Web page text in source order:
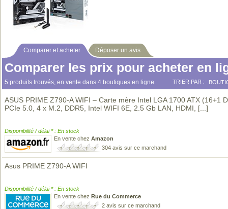
Comparer et acheter Déposer un avis
Comparer les prix pour acheter en
5 produits trouvés, en vente dans 4 boutiques en ligne. TRIER PAR :
ASUS PRIME Z790-A WIFI – Carte mère Intel LGA 1700 ATX (16+1
PCIe 5.0, 4 x M.2, DDR5, Intel WIFI 6E, 2.5 Gb LAN, HDMI, [...]
Disponibilité / délai * : En stock
En vente chez Amazon
304 avis sur ce marchand
Asus PRIME Z790-A WIFI
Disponibilité / délai * : En stock
En vente chez Rue du Commerce
2 avis sur ce marchand